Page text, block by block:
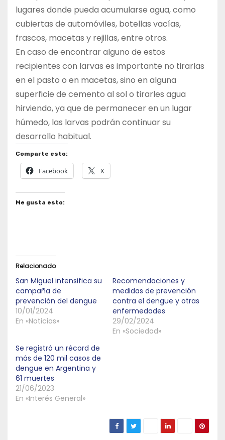
lugares donde pueda acumularse agua, como
cubiertas de automóviles, botellas vacías,
frascos, macetas y rejillas, entre otros.
En caso de encontrar alguno de estos
recipientes con larvas es importante no tirarlas
en el pasto o en macetas, sino en alguna
superficie de cemento al sol o tirarles agua
hirviendo, ya que de permanecer en un lugar
húmedo, las larvas podrán continuar su
desarrollo habitual.
Comparte esto:
Facebook X
Me gusta esto:
Relacionado
San Miguel intensifica su
campaña de
prevención del dengue
10/01/2024
En «Noticias»
Recomendaciones y
medidas de prevención
contra el dengue y otras
enfermedades
29/02/2024
En «Sociedad»
Se registró un récord de
más de 120 mil casos de
dengue en Argentina y
61 muertes
21/06/2023
En «Interés General»